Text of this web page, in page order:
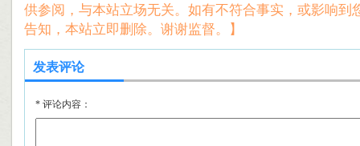
供参阅，与本站立场无关。如有不符合事实，或影响到
告知，本站立即删除。谢谢监督。】
发表评论
* 评论内容：